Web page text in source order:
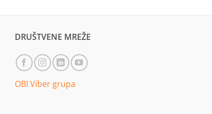
DRUŠTVENE MREŽE
OBI Viber grupa